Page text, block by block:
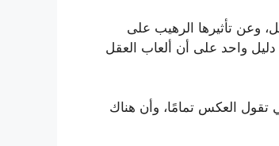
وعن تأثيرها الرهيب على
واحد على أن ألعاب العقل
تقول العكس تمامًا، وأن هناك